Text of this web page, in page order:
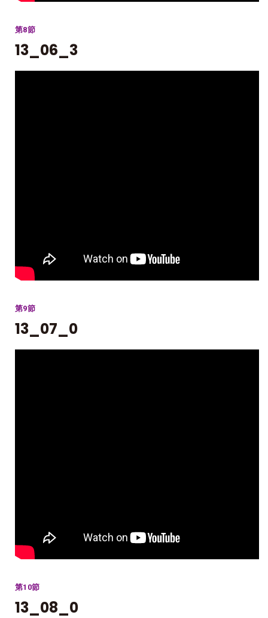
第8節
13_06_3
第9節
13_07_0
第10節
13_08_0